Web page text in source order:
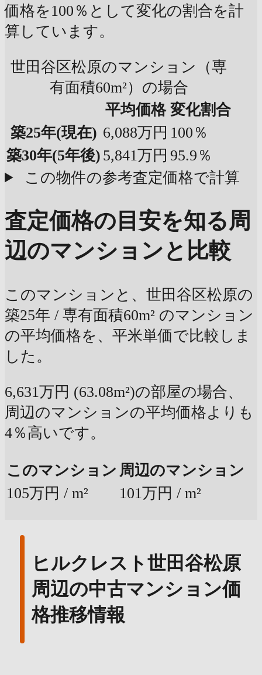
価格を100％として変化の割合を計
算しています。
世田谷区松原のマンション（専
有面積60m²）の場合
平均価格 変化割合
築25年(現在) 6,088万円 100％
築30年(5年後) 5,841万円 95.9％
この物件の参考査定価格で計算
査定価格の目安を知る周
辺のマンションと比較
このマンションと、世田谷区松原の
築25年 / 専有面積60m² のマンション
の平均価格を、平米単価で比較しま
した。
6,631万円 (63.08m²)の部屋の場合、
周辺のマンションの平均価格よりも
4％高いです。
このマンション 周辺のマンション
105万円 / m²
101万円 / m²
ヒルクレスト世田谷松原
周辺の中古マンション価
格推移情報